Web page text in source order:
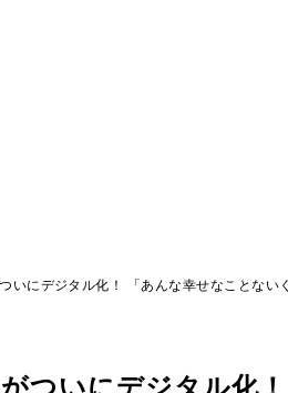
いにデジタル化！ 「あんな幸せなことない
ついにデジタル化